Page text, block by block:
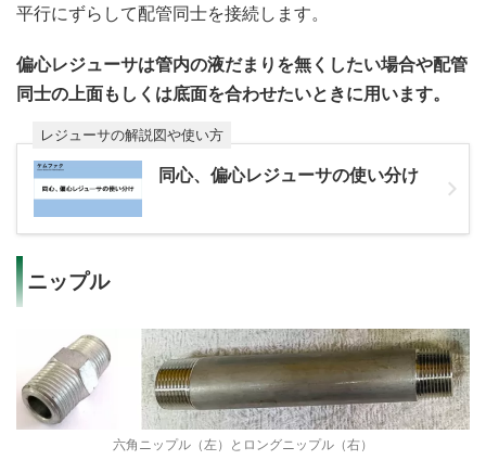
平行にずらして配管同士を接続します。
偏心レジューサは管内の液だまりを無くしたい場合や配管
同士の上面もしくは底面を合わせたいときに用います。
同心、偏心レジューサの使い分け
レジューサの解説図や使い方
ニップル
六角ニップル（左）とロングニップル（右）